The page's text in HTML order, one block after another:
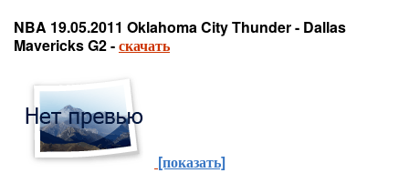
NBA 19.05.2011 Oklahoma City Thunder - Dallas
Mavericks G2 -скачать
[показать]